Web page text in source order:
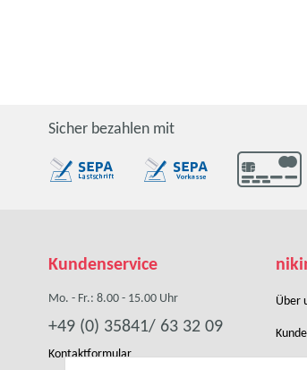
Sicher bezahlen mit
Kundenservice
Mo. - Fr.: 8.00 - 15.00 Uhr
+49 (0) 35841/ 63 32 09
Kontaktformular
Über